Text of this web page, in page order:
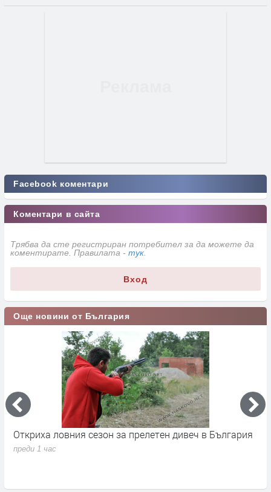
Facebook коментари
Коментари в сайта
Трябва да сте регистриран потребител за да можете да
коментирате. Правилата - тук
Вход
Още новини от България
Откриха ловния сезон за прелетен дивеч в България
преди 1 час